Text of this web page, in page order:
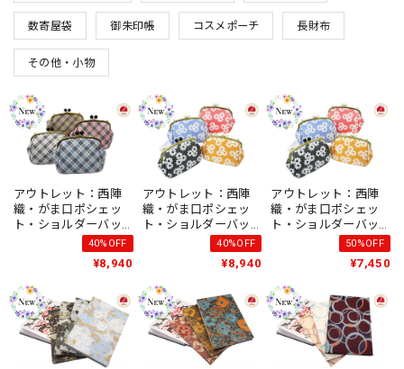
数寄屋袋 御朱印帳 コスメポーチ 長財布
その他・小物
アウトレット：西陣
織・がま口ポシェッ
ト・ショルダーバッ
グ・伝統工芸・ター
タンチェック・ライ
トブルー・普段使
い・ハンドメイド・
レディース・日本製
40%OFF
¥8,940
アウトレット：西陣
織・がま口ポシェッ
ト・ショルダーバッ
グ・伝統工芸・ポッ
プフラワー・ブル
ー・普段使い・ハン
ドメイド・レディー
ス・日本製
40%OFF
¥8,940
アウトレット：西陣
織・がま口ポシェッ
ト・ショルダーバッ
グ・伝統工芸・ポッ
プフラワー・オレン
ジ・普段使い・ハン
ドメイド・レディー
ス・日本製
50%OFF
¥7,450